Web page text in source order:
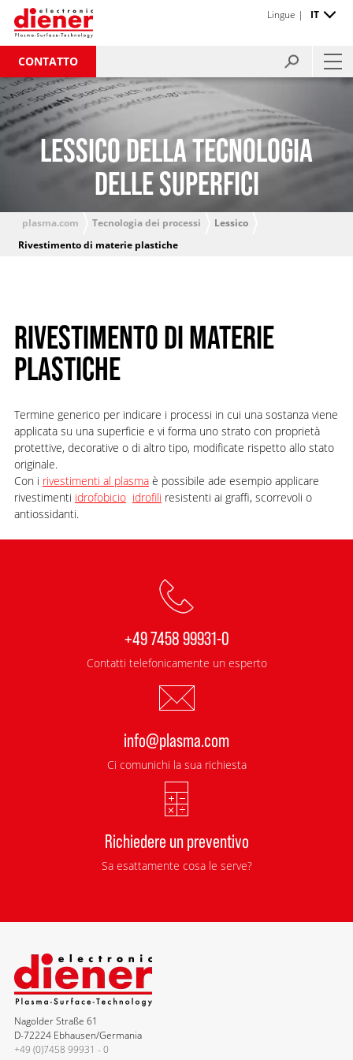
CONTATTO
Lingue | IT
LESSICO DELLA TECNOLOGIA
DELLE SUPERFICI
plasma.com Tecnologia dei processi
Lessico
Rivestimento di materie plastiche
RIVESTIMENTO DI MATERIE
PLASTICHE
Termine generico per indicare i processi in cui una sostanza viene
applicata su una superficie e vi forma uno strato con proprietà
protettive, decorative o di altro tipo, modificate rispetto allo stato
originale.
Con i rivestimenti al plasmaè possibile ade esempio applicare
rivestimenti idrofobicio idrofili resistenti ai graffi, scorrevoli o
antiossidanti.
+49 7458 99931-0
Contatti telefonicamente un esperto
info@plasma.com
Ci comunichi la sua richiesta
Richiedere un preventivo
Sa esattamente cosa le serve?
Nagolder Straße 61
D-72224 Ebhausen/Germania
+49 (0)7458 99931 - 0